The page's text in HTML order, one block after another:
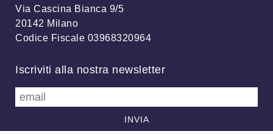
Via Cascina Bianca 9/5
20142 Milano
Codice Fiscale 03968320964
Iscriviti alla nostra newsletter